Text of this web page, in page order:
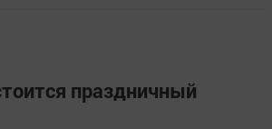
праздничный